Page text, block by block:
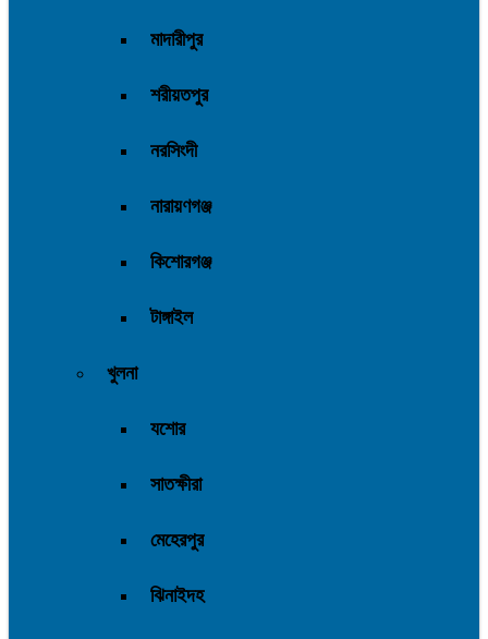
মাদারীপুর
শরীয়তপুর
নরসিংদী
নারায়ণগঞ্জ
কিশোরগঞ্জ
টাঙ্গাইল
খুলনা
যশোর
সাতক্ষীরা
মেহেরপুর
ঝিনাইদহ